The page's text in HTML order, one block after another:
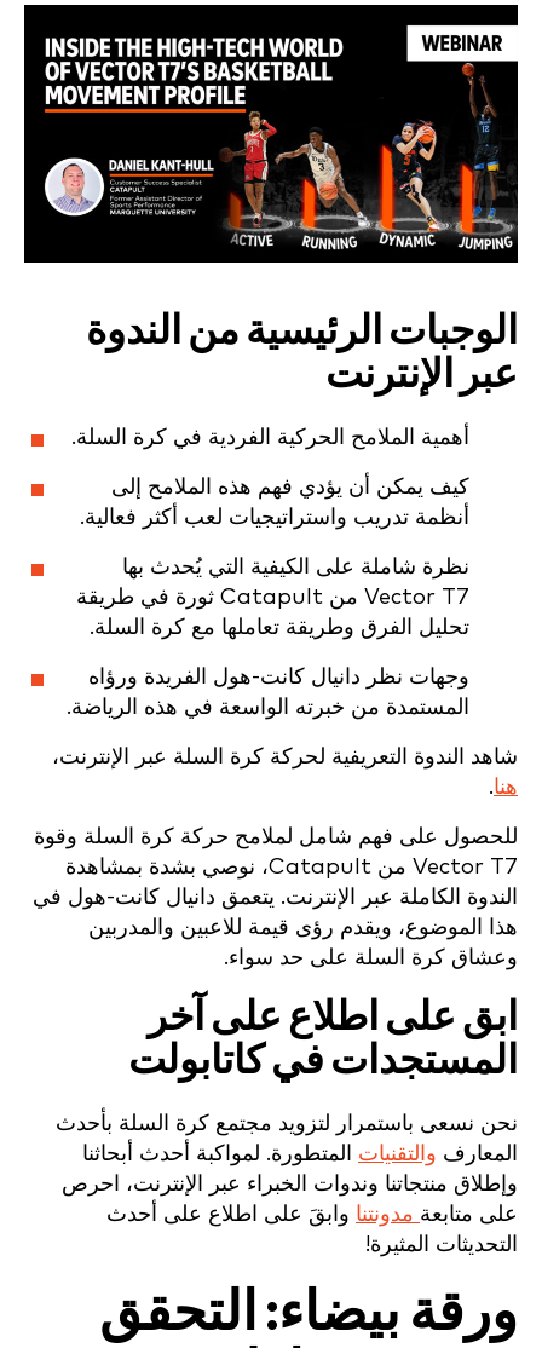
الوجبات الرئيسية من الندوة
عبر الإنترنت
أهمية الملامح الحركية الفردية في كرة السلة.
كيف يمكن أن يؤدي فهم هذه الملامح إلى
أنظمة تدريب واستراتيجيات لعب أكثر فعالية.
نظرة شاملة على الكيفية التي يُحدث بها
Vector T7 من Catapult ثورة في طريقة
تحليل الفرق وطريقة تعاملها مع كرة السلة.
وجهات نظر دانيال كانت-هول الفريدة ورؤاه
المستمدة من خبرته الواسعة في هذه الرياضة.
شاهد الندوة التعريفية لحركة كرة السلة عبر الإنترنت،
هنا.
للحصول على فهم شامل لملامح حركة كرة السلة وقوة
Vector T7 من Catapult، نوصي بشدة بمشاهدة
الندوة الكاملة عبر الإنترنت. يتعمق دانيال كانت-هول في
هذا الموضوع، ويقدم رؤى قيمة للاعبين والمدربين
وعشاق كرة السلة على حد سواء.
ابق على اطلاع على آخر
المستجدات في كاتابولت
نحن نسعى باستمرار لتزويد مجتمع كرة السلة بأحدث
المعارف والتقنيات المتطورة. لمواكبة أحدث أبحاثنا
وإطلاق منتجاتنا وندوات الخبراء عبر الإنترنت، احرص
على متابعة مدونتنا وابقَ على اطلاع على أحدث
التحديثات المثيرة!
ورقة بيضاء: التحقق